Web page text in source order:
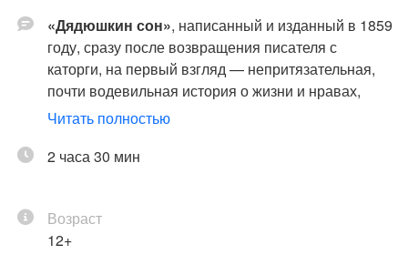
«Дядюшкин сон», написанный и изданный в 1859
году, сразу после возвращения писателя с
каторги, на первый взгляд — непритязательная,
почти водевильная история о жизни и нравах,
казалось бы, тихого провинциального городка
закипают нешуточные страсти. В город приезжает
дама города, небогатая и крайне амбициозная
мещанка Мария Александровна Москалёва,
Читать полностью
2 часа 30 мин
Возраст
12+